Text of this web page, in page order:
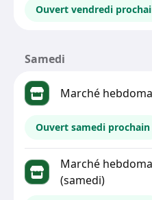
Ouvert vendredi
Samedi
Marché
Ouvert samedi prochain
Marché
(samedi)